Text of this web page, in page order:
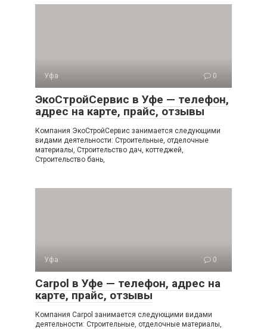
Уфа 0
ЭкоСтройСервис в Уфе — телефон,
адрес на карте, прайс, отзывы
Компания ЭкоСтройСервис занимается следующими
видами деятельности: Строительные, отделочные
материалы, Строительство дач, коттеджей,
Строительство бань,
Уфа 0
Carpol в Уфе — телефон, адрес на
карте, прайс, отзывы
Компания Carpol занимается следующими видами
деятельности: Строительные, отделочные материалы,